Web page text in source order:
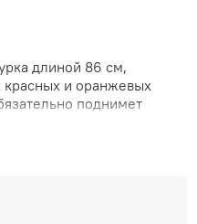
длиной 86 см,
и оранжевых
поднимет
Отличный